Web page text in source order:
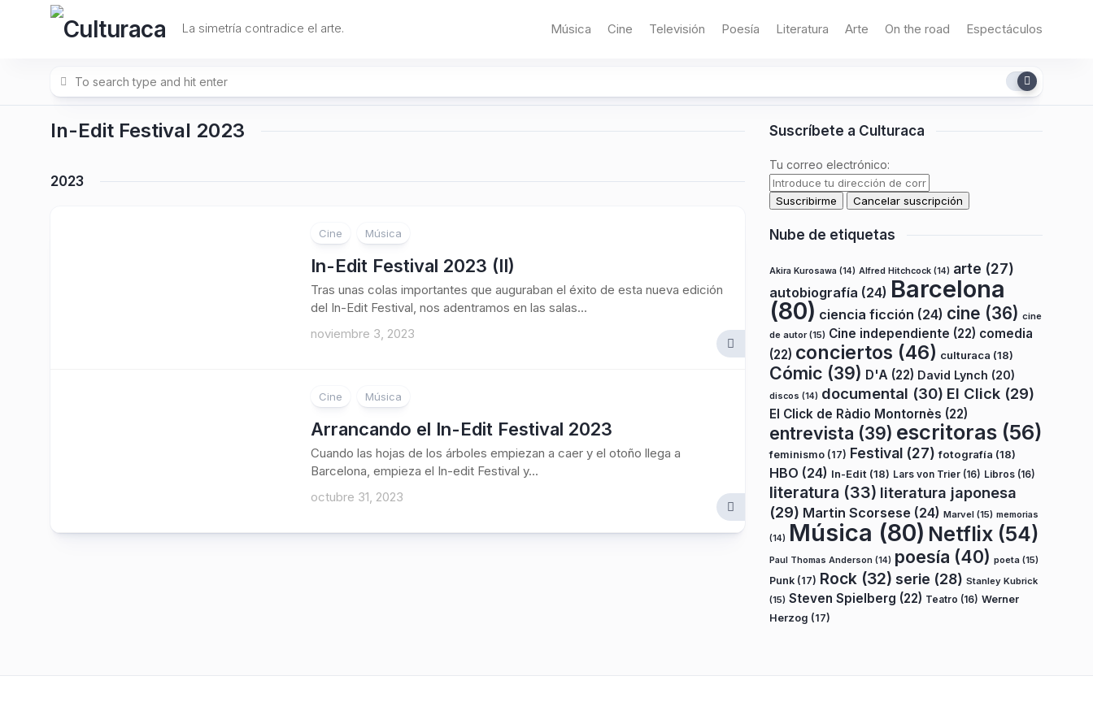
La simetría contradice el arte. Música Cine Televisión Poesía Literatura Arte On the road Espectáculos
In-Edit Festival 2023
2023
Cine Música
In-Edit Festival 2023 (II)
Tras unas colas importantes que auguraban el éxito de esta nueva edición
del In-Edit Festival, nos adentramos en las salas...
noviembre 3, 2023
Cine Música
Arrancando el In-Edit Festival 2023
Cuando las hojas de los árboles empiezan a caer y el otoño llega a
Barcelona, empieza el In-edit Festival y...
octubre 31, 2023
Suscríbete a Culturaca
Tu correo electrónico:
Nube de etiquetas
Akira Kurosawa (14) Alfred Hitchcock (14) arte (27)
autobiografía (24) Barcelona
(80) ciencia ficción (24) cine (36) cine
de autor(15) Cine independiente (22) comedia
(22) conciertos (46) culturaca (18)
Cómic (39) D'A (22) David Lynch (20)
discos (14) documental (30) El Click (29)
El Click de Ràdio Montornès (22)
entrevista (39) escritoras (56)
feminismo (17) Festival (27) fotografía (18)
HBO (24) In-Edit (18) Lars von Trier (16) Libros (16)
literatura (33) literatura japonesa
(29) Martin Scorsese (24) Marvel (15) memorias
(14) Música (80) Netflix (54)
Paul Thomas Anderson (14) poesía (40) poeta (15)
Punk (17) Rock (32) serie (28) Stanley Kubrick
(15) Steven Spielberg (22) Teatro (16) Werner
Herzog (17)